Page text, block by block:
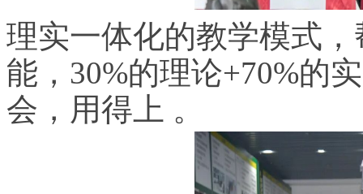
理实一体化的教学模式
能，30%的理论+70%的
会，用得上 。